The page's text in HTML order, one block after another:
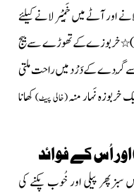
اور آٹے میں خَمِیْر لانے کیلئے
٭خربوزےکے تھوڑے سے بیج
سے گُردے کے دَرْد میں راحت ملتی
خربوزہ نَہار منہ(خالی پیٹ)کھانا
اُس کے فوائد
پیلی اور خُوب پکنے کی